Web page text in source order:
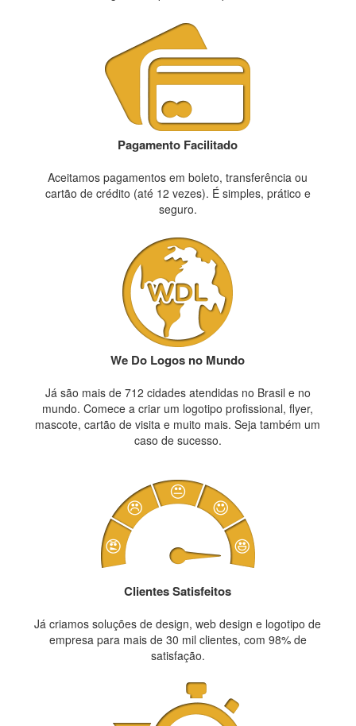
Pagamento Facilitado
Aceitamos pagamentos em boleto, transferência ou
cartão de crédito (até 12 vezes). É simples, prático e
seguro.
We Do Logos no Mundo
Já são mais de 712 cidades atendidas no Brasil e no
mundo. Comece a criar um logotipo profissional, flyer,
mascote, cartão de visita e muito mais. Seja também um
caso de sucesso.
Clientes Satisfeitos
Já criamos soluções de design, web design e logotipo de
empresa para mais de 30 mil clientes, com 98% de
satisfação.